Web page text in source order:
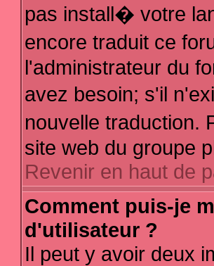
pas install� votre
encore traduit ce
l'administrateur du
avez besoin; s'il
nouvelle
site web du groupe
Revenir en haut de
Comment puis-je
d'utilisateur ?
Il peut y avoir deux